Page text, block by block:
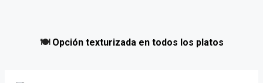
🍽️ Opción texturizada en todos los platos